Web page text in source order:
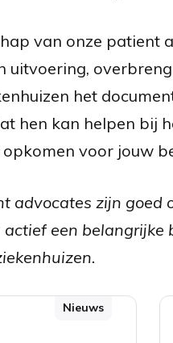
van onze patient
uitvoering,
het
hen kan helpen bij
voor jouw
advocates zijn goed
actief een
Nieuws